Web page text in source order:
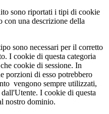
sono riportati i tipi di cookie
con una descrizione della
sono necessari per il corretto
I cookie di questa categoria
cookie di sessione. In
porzioni di esso potrebbero
vengono sempre utilizzati,
I cookie di questa
nostro dominio.